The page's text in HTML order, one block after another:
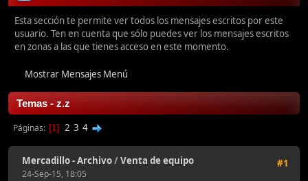
Esta sección te permite ver todos los mensajes escritos por este
usuario. Ten en cuenta que sólo puedes ver los mensajes escritos
en zonas a las que tienes acceso en este momento.
Mostrar Mensajes Menú
Temas - z.z
Páginas 1 2 3 4
#1
Mercadillo - Archivo/Venta de equipo
24-Sep-15, 18:05